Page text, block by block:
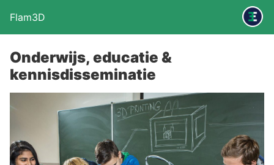
Flam3D
Onderwijs, educatie &
kennisdisseminatie